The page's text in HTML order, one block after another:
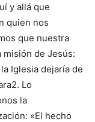
y allá que
quien nos
que nuestra
misión de Jesús:
Iglesia dejaría de
Lo
la
«El hecho